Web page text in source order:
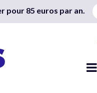
pour 85 euros par an.